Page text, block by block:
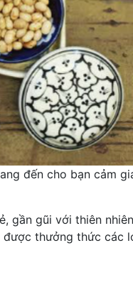
đến cho bạn cảm
gần gũi với thiên
thưởng thức